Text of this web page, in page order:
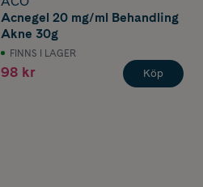
Acnegel 20 mg/ml Behandling
Akne 30g
FINNS I LAGER
98 kr Köp